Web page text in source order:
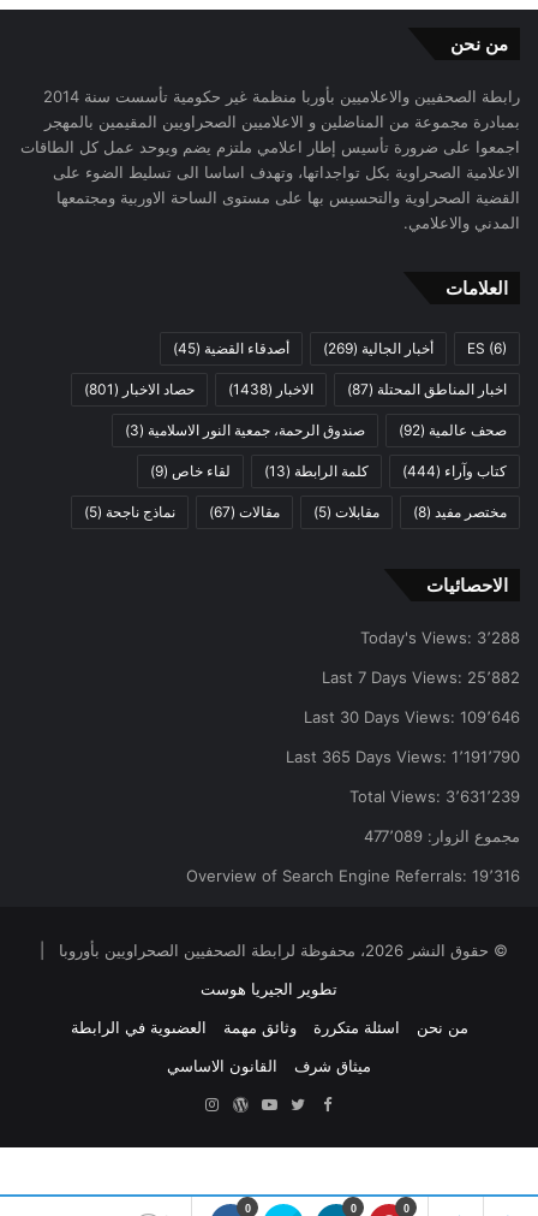
من نحن
رابطة الصحفيين والاعلاميين بأوربا منظمة غير حكومية تأسست سنة 2014
بمبادرة مجموعة من المناضلين و الاعلاميين الصحراويين المقيمين بالمهجر
اجمعوا على ضرورة تأسيس إطار اعلامي ملتزم يضم ويوحد عمل كل الطاقات
الاعلامية الصحراوية بكل تواجداتها، وتهدف اساسا الى تسليط الضوء على
القضية الصحراوية والتحسيس بها على مستوى الساحة الاوربية ومجتمعها
المدني والاعلامي.
العلامات
ES (6) أخبار الجالية (269) أصدقاء القضية (45)
اخبار المناطق المحتلة (87) الاخبار (1438) حصاد الاخبار (801)
صحف عالمية (92) صندوق الرحمة، جمعية النور الاسلامية (3)
كتاب وآراء (444) كلمة الرابطة (13) لقاء خاص (9)
مختصر مفيد (8) مقابلات (5) مقالات (67) نماذج ناجحة (5)
الاحصائيات
Today's Views: 3٬288
Last 7 Days Views: 25٬882
Last 30 Days Views: 109٬646
Last 365 Days Views: 1٬191٬790
Total Views: 3٬631٬239
مجموع الزوار: 477٬089
Overview of Search Engine Referrals: 19٬316
© حقوق النشر 2026، محفوظة لرابطة الصحفيين الصحراويين بأوروبا |
تطوير الجيريا هوست
من نحن
اسئلة متكررة وثائق مهمة
العضىوية في الرابطة
ميثاق شرف
القانون الاساسي
Facebook
Twitter
YouTubeووردبريس
0 0 0